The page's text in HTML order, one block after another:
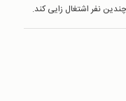
نفر اشتغال زایی کند.